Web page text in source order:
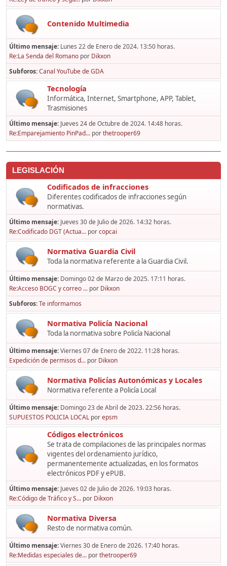
Contenido Multimedia
Último mensaje: Lunes 22 de Enero de 2024. 13:50 horas.
Re:La Senda del Romano por Dikxon
Subforos Canal YouTube de GDA
Tecnología
Informática, Internet, Smartphone, APP, Tablet,
Trasmisiones
Último mensaje: Jueves 24 de Octubre de 2024. 14:48 horas.
Re:Emparejamiento PinPad... porthetrooper69
LEGISLACIÓN
Codificados de infracciones
Diferentes codificados de infracciones según
normativas.
Último mensaje: Jueves 30 de Julio de 2026. 14:32 horas.
Re:Codificado DGT (Actua... porcopcai
Normativa Guardia Civil
Toda la normativa referente a la Guardia Civil.
Último mensaje: Domingo 02 de Marzo de 2025. 17:11 horas.
Re:Acceso BOGC y correo ... por Dikxon
Subforos Te informamos
Normativa Policía Nacional
Toda la normativa sobre Policía Nacional
Último mensaje:Viernes 07 de Enero de 2022. 11:28 horas.
Expedición de permisos d... por Dikxon
Normativa Policías Autonómicas y Locales
Normativa referente a Policía Local
Último mensaje: Domingo 23 de Abril de 2023. 22:56 horas.
SUPUESTOS POLICIA LOCAL porepsm
Códigos electrónicos
Se trata de compilaciones de las principales normas
vigentes del ordenamiento jurídico,
permanentemente actualizadas, en los formatos
electrónicos PDF y ePUB.
Último mensaje: Jueves 02 de Julio de 2026. 19:03 horas.
Re:Código de Tráfico y S... por Dikxon
Normativa Diversa
Resto de normativa común.
Último mensaje:Viernes 30 de Enero de 2026. 17:40 horas.
Re:Medidas especiales de... porthetrooper69